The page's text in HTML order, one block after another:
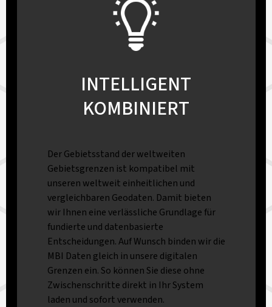
INTELLIGENT
KOMBINIERT
Der Gebietsstand der weltweiten
Gebietsgrenzen ist kompatibel mit
unseren weltweit einheitlichen und
vergleichbaren Geodaten. Damit bieten
wir Ihnen eine verlässliche Grundlage für
fundierte und datenbasierte
Entscheidungen. Auf Wunsch binden wir die
MBI Daten gleich in unsere digitalen
Grenzen ein. So können Sie diese ohne
Zwischenschritte direkt in Ihr System
laden und sofort verwenden.